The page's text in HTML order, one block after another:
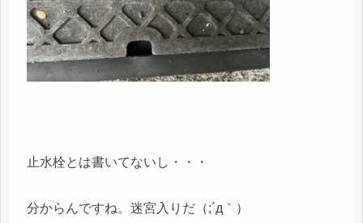
止水栓とは書いてないし・・・
分からんですね。迷宮入りだ（;´д｀）